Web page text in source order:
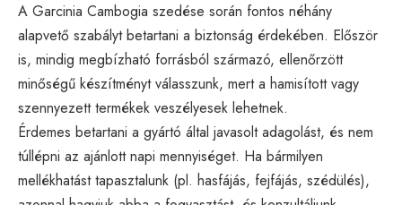
A Garcinia Cambogia szedése során fontos néhány
alapvető szabályt betartani a biztonság érdekében. Először
is, mindig megbízható forrásból származó, ellenőrzött
minőségű készítményt válasszunk, mert a hamisított vagy
szennyezett termékek veszélyesek lehetnek.
Érdemes betartani a gyártó által javasolt adagolást, és nem
túllépni az ajánlott napi mennyiséget. Ha bármilyen
mellékhatást tapasztalunk (pl. hasfájás, fejfájás, szédülés),